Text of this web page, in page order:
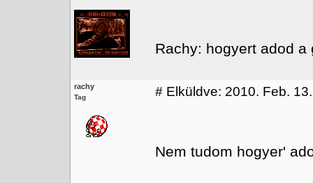
Rachy: hogyert adod
rachy
Tag # Elküldve: 2010. Feb.
Nem tudom hogyer'